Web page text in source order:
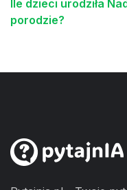
Ile dzieci urodziła
porodzie?